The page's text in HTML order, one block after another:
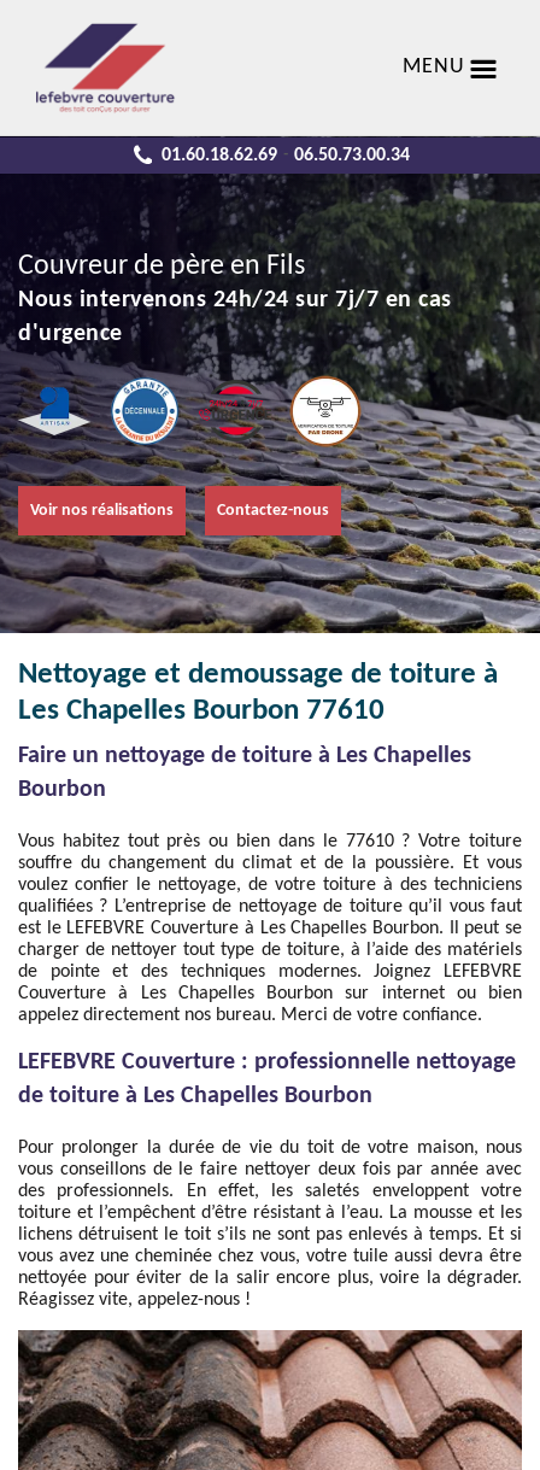
MENU
01.60.18.62.69 - 06.50.73.00.34
Couvreur de père en Fils
Nous intervenons 24h/24 sur 7j/7 en cas
d'urgence
Voir nos réalisations Contactez-nous
Nettoyage et demoussage de toiture à
Les Chapelles Bourbon 77610
Faire un nettoyage de toiture à Les Chapelles
Bourbon
Vous habitez tout près ou bien dans le 77610 ? Votre toiture
souffre du changement du climat et de la poussière. Et vous
voulez confier le nettoyage, de votre toiture à des techniciens
qualifiées ? L’entreprise de nettoyage de toiture qu’il vous faut
est le LEFEBVRE Couverture à Les Chapelles Bourbon. Il peut se
charger de nettoyer tout type de toiture, à l’aide des matériels
de pointe et des techniques modernes. Joignez LEFEBVRE
Couverture à Les Chapelles Bourbon sur internet ou bien
appelez directement nos bureau. Merci de votre confiance.
LEFEBVRE Couverture : professionnelle nettoyage
de toiture à Les Chapelles Bourbon
Pour prolonger la durée de vie du toit de votre maison, nous
vous conseillons de le faire nettoyer deux fois par année avec
des professionnels. En effet, les saletés enveloppent votre
toiture et l’empêchent d’être résistant à l’eau. La mousse et les
lichens détruisent le toit s’ils ne sont pas enlevés à temps. Et si
vous avez une cheminée chez vous, votre tuile aussi devra être
nettoyée pour éviter de la salir encore plus, voire la dégrader.
Réagissez vite, appelez-nous !